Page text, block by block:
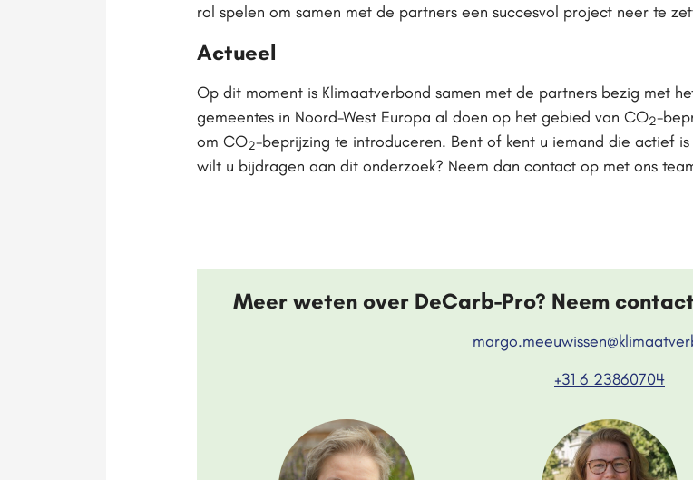
rol spelen om samen met de partners een succesvol project neer te
Actueel
Op dit moment is Klimaatverbond samen met de partners bezig met
gemeentes in Noord-West Europa al doen op het gebied van CO2-
om CO2-beprijzing te introduceren. Bent of kent u iemand die actief
wilt u bijdragen aan dit onderzoek? Neem dan contact op met ons
Meer weten over DeCarb-Pro? Neem
margo.meeuwissen
+31 6 23860704